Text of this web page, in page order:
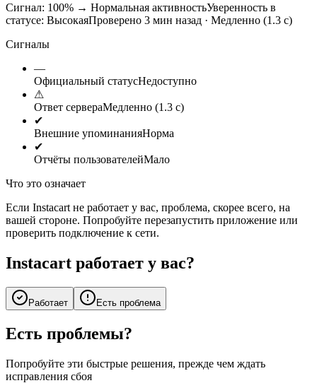
Сигнал: 100% → Нормальная активностьУверенность в
статусе: ВысокаяПроверено 3 мин назад · Медленно (1.3 с)
Сигналы
—
Официальный статусНедоступно
⚠
Ответ сервераМедленно (1.3 с)
✔
Внешние упоминанияНорма
✔
Отчёты пользователейМало
Что это означает
Если Instacart не работает у вас, проблема, скорее всего, на
вашей стороне. Попробуйте перезапустить приложение или
проверить подключение к сети.
Instacart работает у вас?
Работает Есть проблема
Есть проблемы?
Попробуйте эти быстрые решения, прежде чем ждать
исправления сбоя